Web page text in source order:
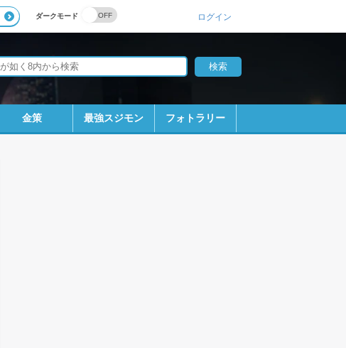
ダークモード ログイン
金策 最強スジモン フォトラリー